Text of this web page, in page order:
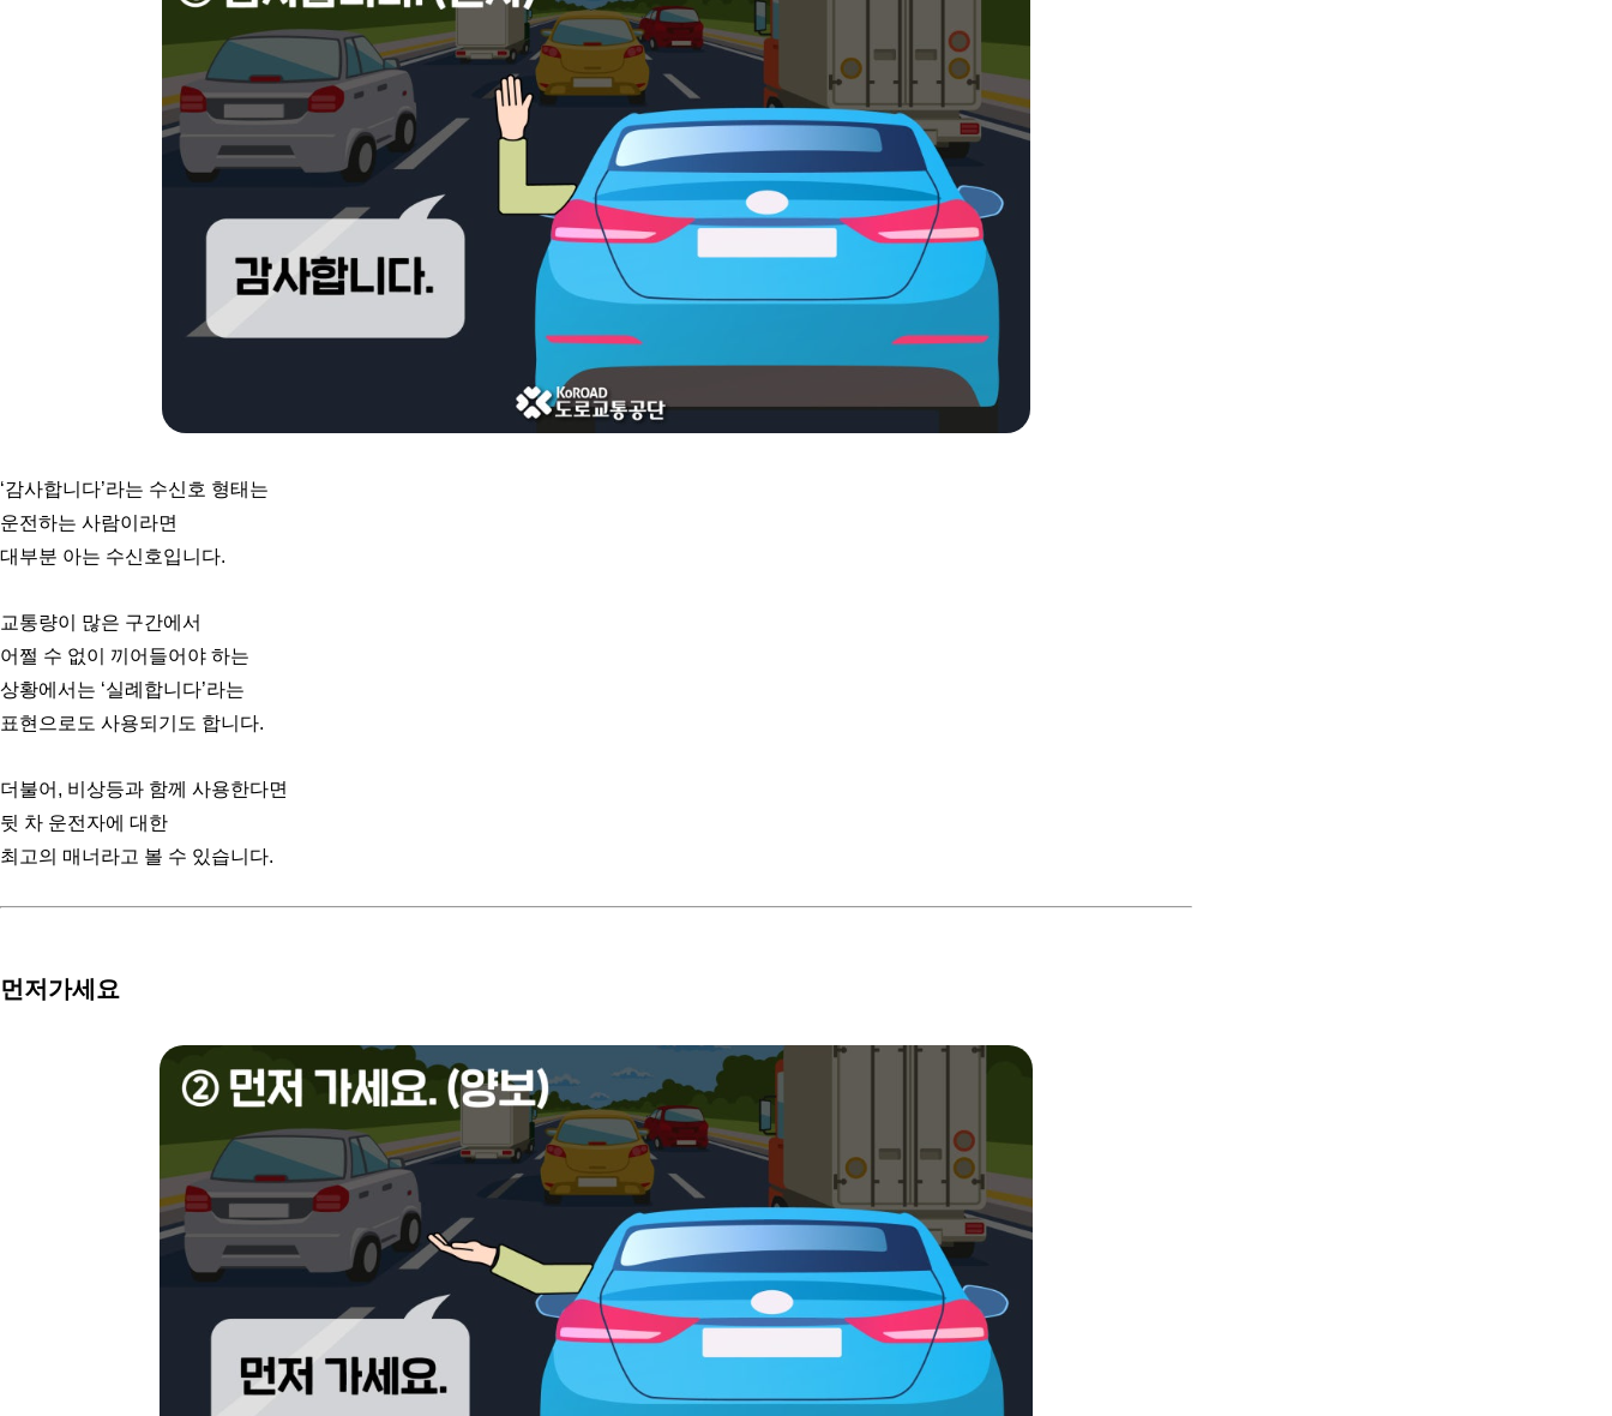
‘감사합니다’라는 수신호 형태는
운전하는 사람이라면
대부분 아는 수신호입니다.
교통량이 많은 구간에서
어쩔 수 없이 끼어들어야 하는
상황에서는 ‘실례합니다’라는
표현으로도 사용되기도 합니다.
더불어, 비상등과 함께 사용한다면
뒷 차 운전자에 대한
최고의 매너라고 볼 수 있습니다.
먼저가세요